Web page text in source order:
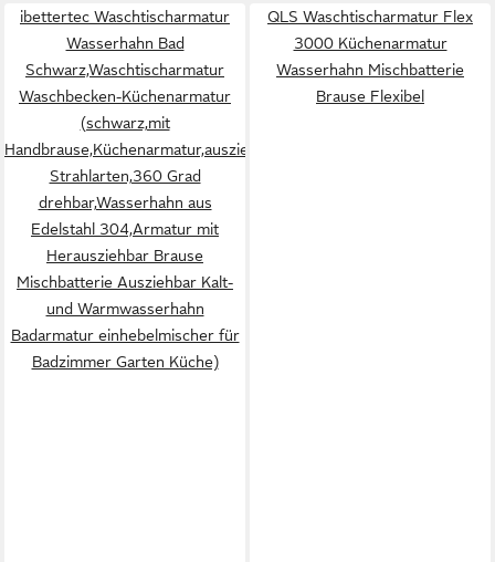
ibettertec Waschtischarmatur
Wasserhahn Bad
Schwarz,Waschtischarmatur
Waschbecken-Küchenarmatur
(schwarz,mit
Handbrause,Küchenarmatur,ausziehbar,Küchenarmatur,2
Strahlarten,360 Grad
drehbar,Wasserhahn aus
Edelstahl 304,Armatur mit
Herausziehbar Brause
Mischbatterie Ausziehbar Kalt-
und Warmwasserhahn
Badarmatur einhebelmischer für
Badzimmer Garten Küche)
QLS Waschtischarmatur Flex
3000 Küchenarmatur
Wasserhahn Mischbatterie
Brause Flexibel